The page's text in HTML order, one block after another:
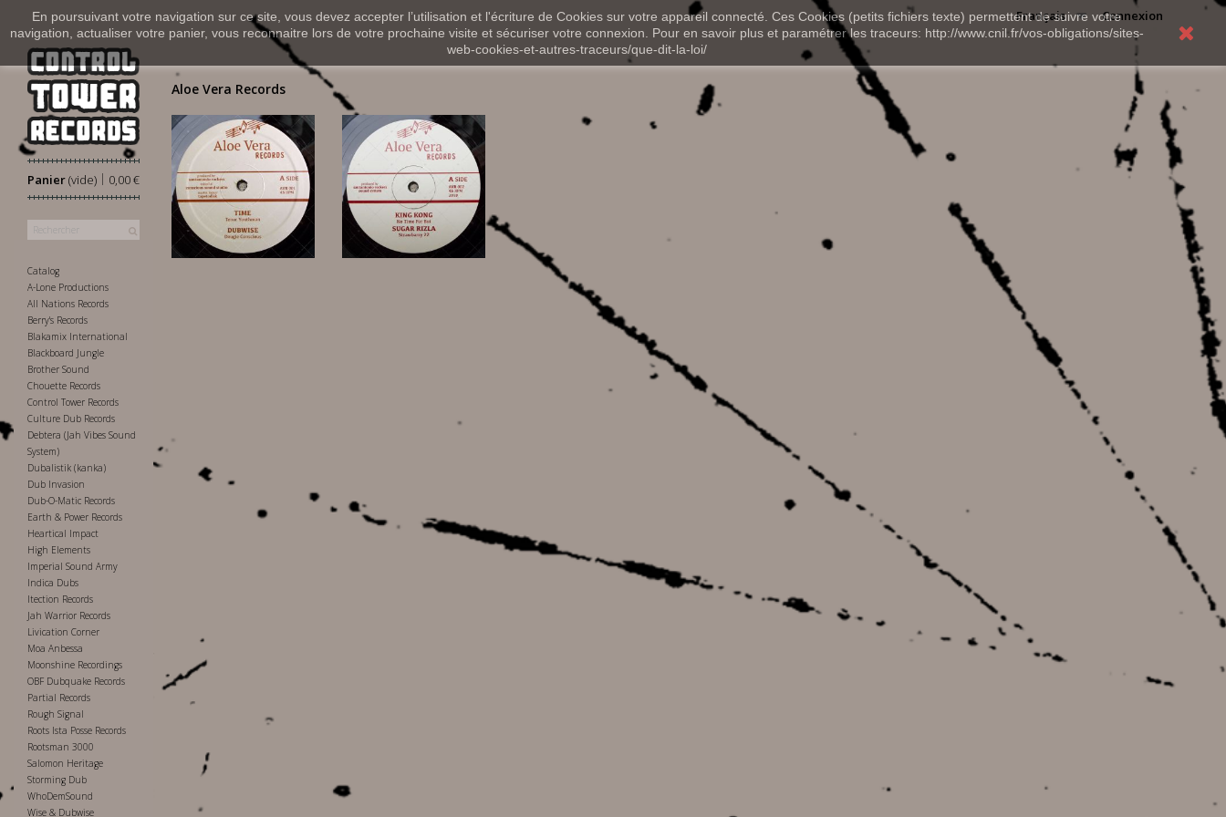
En poursuivant votre navigation sur ce site, vous devez accepter l’utilisation et l'écriture de Cookies sur votre appareil connecté. Ces Cookies (petits fichiers texte) permettent de suivre votre
navigation, actualiser votre panier, vous reconnaitre lors de votre prochaine visite et sécuriser votre connexion. Pour en savoir plus et paramétrer les traceurs: http://www.cnil.fr/vos-obligations/sites-
web-cookies-et-autres-traceurs/que-dit-la-loi/
Connexion
Français
Panier 0,00 €
|
(vide)
Catalog
A-Lone Productions
All Nations Records
Berry's Records
Blakamix International
Blackboard Jungle
Brother Sound
Chouette Records
Control Tower Records
Culture Dub Records
Debtera (Jah Vibes Sound
System)
Dubalistik (kanka)
Dub Invasion
Dub-O-Matic Records
Earth & Power Records
Heartical Impact
High Elements
Imperial Sound Army
Indica Dubs
Itection Records
Jah Warrior Records
Livication Corner
Moa Anbessa
Moonshine Recordings
OBF Dubquake Records
Partial Records
Rough Signal
Roots Ista Posse Records
Rootsman 3000
Salomon Heritage
Storming Dub
WhoDemSound
Wise & Dubwise
Aloe Vera Records
12,00 € 13,00 €